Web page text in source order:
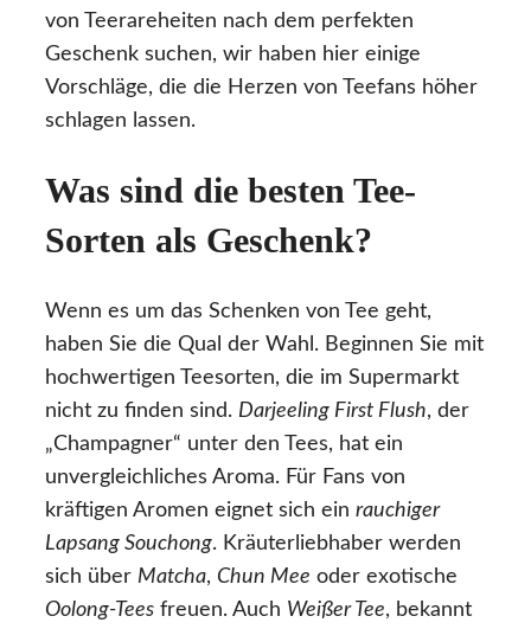
von Teerareheiten nach dem perfekten
Geschenk suchen, wir haben hier einige
Vorschläge, die die Herzen von Teefans höher
schlagen lassen.
Was sind die besten Tee-
Sorten als Geschenk?
Wenn es um das Schenken von Tee geht,
haben Sie die Qual der Wahl. Beginnen Sie mit
hochwertigen Teesorten, die im Supermarkt
nicht zu finden sind. Darjeeling First Flush, der
„Champagner“ unter den Tees, hat ein
unvergleichliches Aroma. Für Fans von
kräftigen Aromen eignet sich ein rauchiger
Lapsang Souchong. Kräuterliebhaber werden
sich über Matcha, Chun Mee oder exotische
Oolong-Tees freuen. Auch Weißer Tee, bekannt